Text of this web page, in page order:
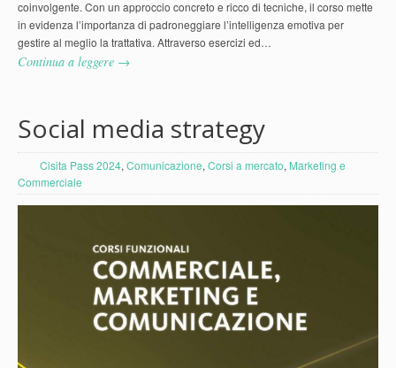
coinvolgente. Con un approccio concreto e ricco di tecniche, il corso mette
in evidenza l’importanza di padroneggiare l’intelligenza emotiva per
gestire al meglio la trattativa. Attraverso esercizi ed…
Continua a leggere →
Social media strategy
Cisita Pass 2024, Comunicazione, Corsi a mercato, Marketing e
Commerciale